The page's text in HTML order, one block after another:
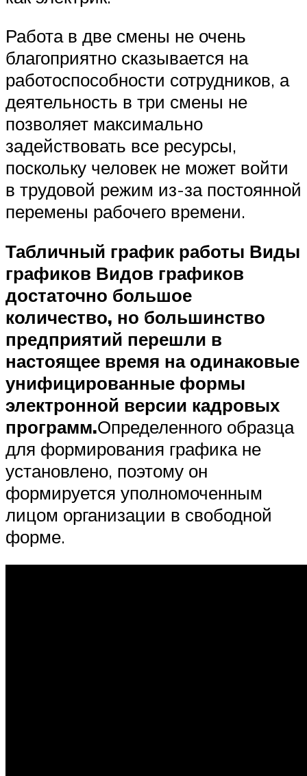
Работа в две смены не очень
благоприятно сказывается на
работоспособности сотрудников, а
деятельность в три смены не
позволяет максимально
задействовать все ресурсы,
поскольку человек не может войти
в трудовой режим из-за постоянной
перемены рабочего времени.
Табличный график работы Виды
графиков Видов графиков
достаточно большое
количество, но большинство
предприятий перешли в
настоящее время на одинаковые
унифицированные формы
электронной версии кадровых
программ.Определенного образца
для формирования графика не
установлено, поэтому он
формируется уполномоченным
лицом организации в свободной
форме.